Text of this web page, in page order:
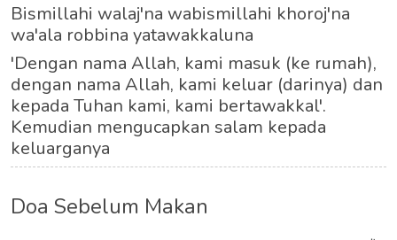
Bismillahi walaj'na wabismillahi khoroj'na
wa'ala robbina yatawakkaluna
'Dengan nama Allah, kami masuk (ke rumah),
dengan nama Allah, kami keluar (darinya) dan
kepada Tuhan kami, kami bertawakkal'.
Kemudian mengucapkan salam kepada
keluarganya
Doa Sebelum Makan